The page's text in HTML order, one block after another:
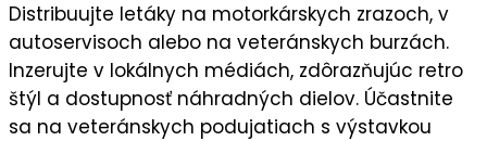
Distribuujte letáky na motorkárskych zrazoch, v
autoservisoch alebo na veteránskych burzách.
Inzerujte v lokálnych médiách, zdôrazňujúc retro
štýl a dostupnosť náhradných dielov. Účastnite
sa na veteránskych podujatiach s výstavkou